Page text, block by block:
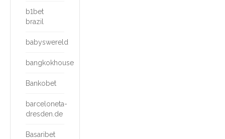
b1bet
brazil
babyswereld
bangkokhouse
Bankobet
barceloneta-
dresden.de
Basaribet